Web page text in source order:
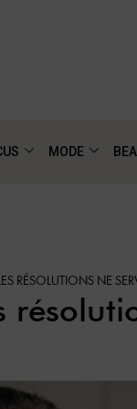
MODE
RÉSOLUTIONS NE